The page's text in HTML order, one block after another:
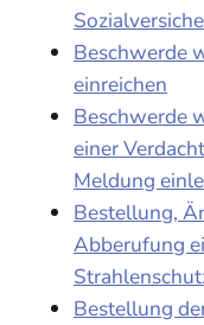
Beschwerde
einreichen
Beschwerde
einer
Meldung
Bestellung,
Abberufung
Bestellung